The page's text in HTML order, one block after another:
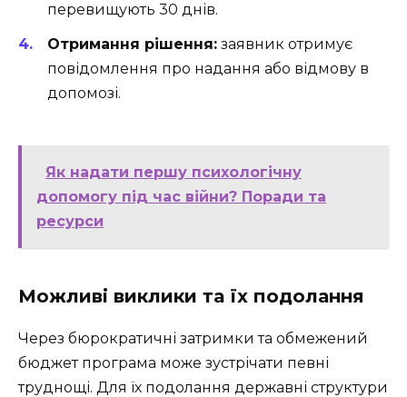
перевищують 30 днів.
Отримання рішення: заявник отримує
повідомлення про надання або відмову в
допомозі.
Як надати першу психологічну
допомогу під час війни? Поради та
ресурси
Можливі виклики та їх подолання
Через бюрократичні затримки та обмежений
бюджет програма може зустрічати певні
труднощі. Для їх подолання державні структури